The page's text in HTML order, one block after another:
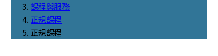
課程與服務
正規課程
正規課程